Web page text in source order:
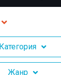
Категория
Жанр